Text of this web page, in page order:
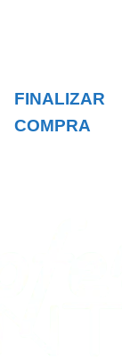
FINALIZAR
COMPRA